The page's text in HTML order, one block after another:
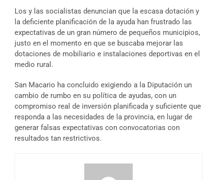
Los y las socialistas denuncian que la escasa dotación y
la deficiente planificación de la ayuda han frustrado las
expectativas de un gran número de pequeños municipios,
justo en el momento en que se buscaba mejorar las
dotaciones de mobiliario e instalaciones deportivas en el
medio rural.
San Macario ha concluido exigiendo a la Diputación un
cambio de rumbo en su política de ayudas, con un
compromiso real de inversión planificada y suficiente que
responda a las necesidades de la provincia, en lugar de
generar falsas expectativas con convocatorias con
resultados tan restrictivos.